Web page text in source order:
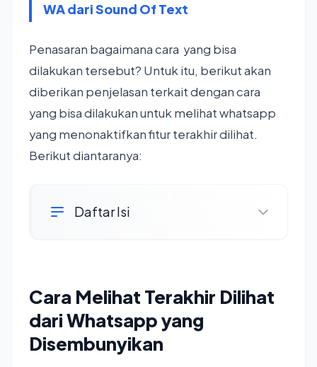
WA dari Sound Of Text
Penasaran bagaimana cara yang bisa
dilakukan tersebut? Untuk itu, berikut akan
diberikan penjelasan terkait dengan cara
yang bisa dilakukan untuk melihat whatsapp
yang menonaktifkan fitur terakhir dilihat.
Berikut diantaranya:
Daftar Isi
Cara Melihat Terakhir Dilihat
dari Whatsapp yang
Disembunyikan